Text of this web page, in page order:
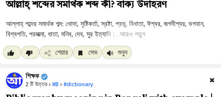
আল্লাহ্ শব্দের সমার্থক শব্দ কী? বাক্য উদাহরণ
আরও পড়ুন
শেয়ার সেভ শুনুন
শিক্ষক
2 টি উত্তর › #B › #dictionary ✖